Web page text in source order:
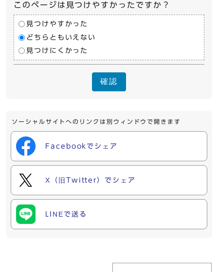
このページは見つけやすかったですか？
見つけやすかった
どちらともいえない
見つけにくかった
確認
ソーシャルサイトへのリンクは別ウィンドウで開きます
Facebookでシェア
X（旧Twitter）でシェア
LINEで送る